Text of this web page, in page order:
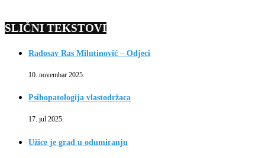
SLIČNI TEKSTOVI
Radosav Ras Milutinović – Odjeci
10. novembar 2025.
Psihopatologija vlastodržaca
17. jul 2025.
Užice je grad u odumiranju